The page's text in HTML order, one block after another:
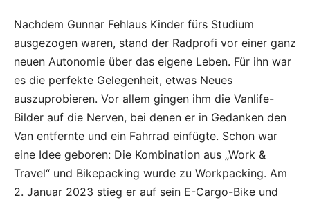
Nachdem Gunnar Fehlaus Kinder fürs Studium
ausgezogen waren, stand der Radprofi vor einer ganz
neuen Autonomie über das eigene Leben. Für ihn war
es die perfekte Gelegenheit, etwas Neues
auszuprobieren. Vor allem gingen ihm die Vanlife-
Bilder auf die Nerven, bei denen er in Gedanken den
Van entfernte und ein Fahrrad einfügte. Schon war
eine Idee geboren: Die Kombination aus „Work &
Travel“ und Bikepacking wurde zu Workpacking. Am
2. Januar 2023 stieg er auf sein E-Cargo-Bike und